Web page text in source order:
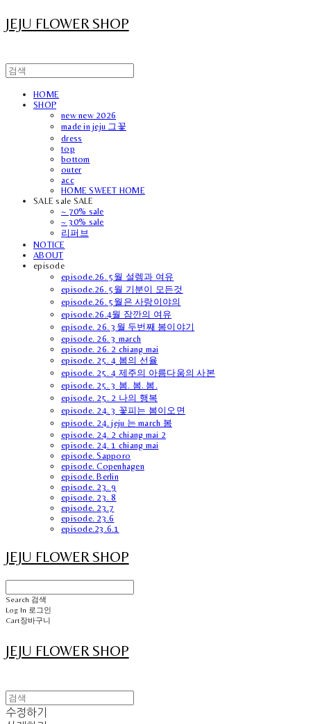
JEJU FLOWER SHOP
HOME
SHOP
new new 2026
made in jeju 그꽃
dress
top
bottom
outer
acc
HOME SWEET HOME
SALE sale SALE
~ 70% sale
~ 30% sale
리퍼브
NOTICE
ABOUT
episode
episode.26. 5월 설렘과 여유
episode.26. 5월 기분이 모든것
episode.26. 5월은 사랑이야의
episode.26.4월 잠깐의 여유
episode. 26. 3월 두번째 봄이야기
episode. 26. 3 march
episode. 26. 2 chiang mai
episode. 25. 4 봄의 선율
episode. 25. 4 제주의 아름다움의 사본
episode. 25. 3 봄. 봄. 봄.
episode. 25. 2 나의 행복
episode. 24. 3 꽃피는 봄이오면
episode. 24. jeju 는 march 봄
episode. 24. 2 chiang mai 2
episode. 24. 1 chiang mai
episode. Sapporo
episode. Copenhagen
episode. Berlin
episode. 23. 9
episode. 23. 8
episode. 23.7
episode. 23.6
episode.23.6.1
JEJU FLOWER SHOP
Search 검색
Log In 로그인
Cart장바구니
JEJU FLOWER SHOP
수정하기